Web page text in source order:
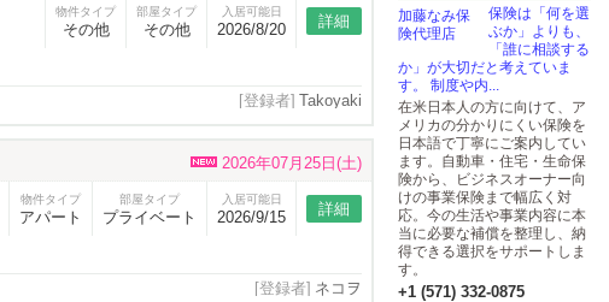
物件タイプ
その他
部屋タイプ
その他
入居可能日
2026/8/20 詳細
[登録者] Takoyaki
2026年07月25日(土)
物件タイプ
アパート
部屋タイプ
プライベート
入居可能日
2026/9/15 詳細
[登録者] ネコヲ
保険は「何を選
ぶか」よりも、
「誰に相談する
か」が大切だと考えていま
す。 制度や内...
在米日本人の方に向けて、ア
メリカの分かりにくい保険を
日本語で丁寧にご案内してい
ます。自動車・住宅・生命保
険から、ビジネスオーナー向
けの事業保険まで幅広く対
応。今の生活や事業内容に本
当に必要な補償を整理し、納
得できる選択をサポートしま
す。
+1 (571) 332-0875